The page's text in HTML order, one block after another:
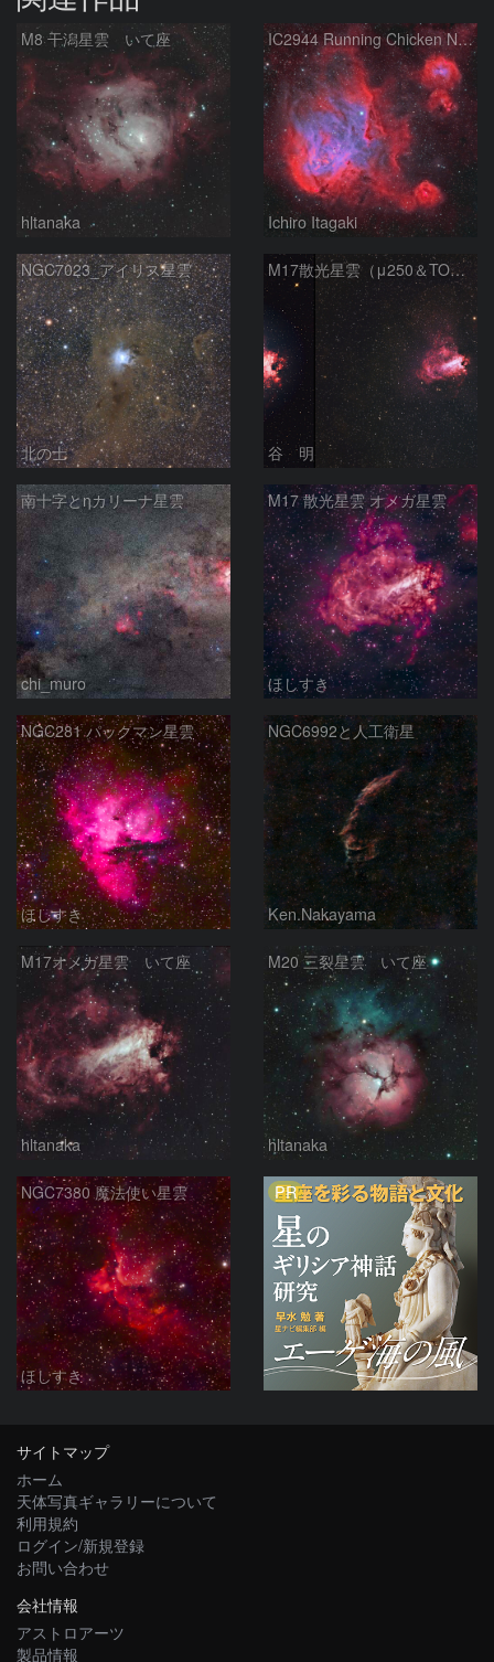
M8 干潟星雲 いて座
hltanaka
IC2944 Running Chicken Nebula
Ichiro Itagaki
NGC7023_アイリス星雲
北の士
M17散光星雲（μ250＆TOA130）
谷 明
南十字とηカリーナ星雲
chi_muro
M17 散光星雲 オメガ星雲
ほしすき
NGC281 パックマン星雲
ほしすき
NGC6992と人工衛星
Ken.Nakayama
M17オメガ星雲 いて座
hltanaka
M20 三裂星雲 いて座
hltanaka
NGC7380 魔法使い星雲
ほしすき
PR
サイトマップ
ホーム
天体写真ギャラリーについて
利用規約
ログイン/新規登録
お問い合わせ
会社情報
アストロアーツ
製品情報